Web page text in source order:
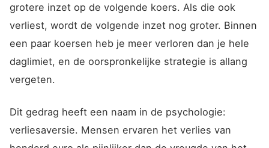
grotere inzet op de volgende koers. Als die ook
verliest, wordt de volgende inzet nog groter. Binnen
een paar koersen heb je meer verloren dan je hele
daglimiet, en de oorspronkelijke strategie is allang
vergeten.
Dit gedrag heeft een naam in de psychologie:
verliesaversie. Mensen ervaren het verlies van